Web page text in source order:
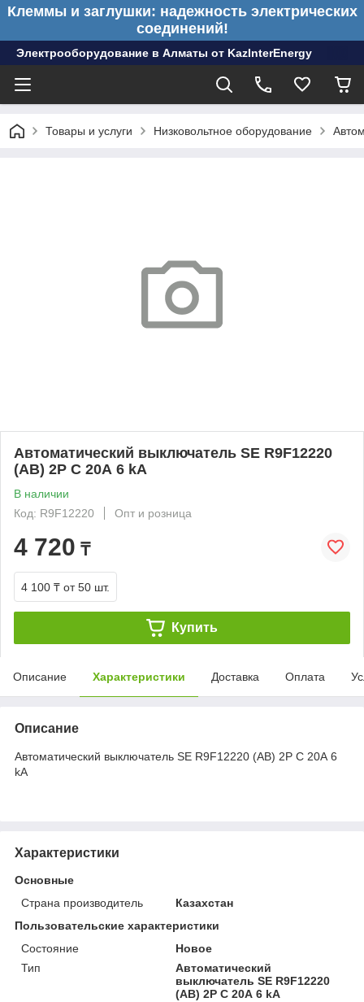
Клеммы и заглушки: надежность электрических
соединений!
Электрооборудование в Алматы от KazInterEnergy
Товары и услуги Низковольтное оборудование
Автоматический выключатель SE R9F12220
(АВ) 2P С 20А 6 kA
В наличии
Код: R9F12220
Опт и розница
4 720 ₸
4 100 ₸ от 50 шт.
Купить
Описание Характеристики Доставка Оплата
Описание
Автоматический выключатель SE R9F12220 (АВ) 2P С 20А 6
kA
Характеристики
Основные
Страна производитель
Казахстан
Пользовательские характеристики
Состояние
Новое
Тип
Автоматический
выключатель SE R9F12220
(АВ) 2P С 20А 6 kA